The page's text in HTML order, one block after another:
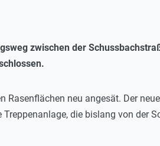
zwischen der
neu angesät. Der
die bislang von der